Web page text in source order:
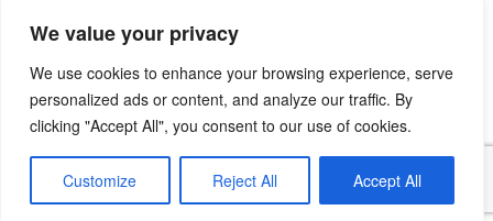
We value your privacy
We use cookies to enhance your browsing experience, serve
personalized ads or content, and analyze our traffic. By
clicking "Accept All", you consent to our use of cookies.
Customize Reject All Accept All
Hakkımızda
Haber Bülteni / RSS
İçerik Ortaklığı
Mekan Tanıtımı
İletişim